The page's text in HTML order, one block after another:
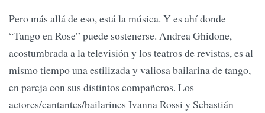
Pero más allá de eso, está la música. Y es ahí donde
“Tango en Rose” puede sostenerse. Andrea Ghidone,
acostumbrada a la televisión y los teatros de revistas, es al
mismo tiempo una estilizada y valiosa bailarina de tango,
en pareja con sus distintos compañeros. Los
actores/cantantes/bailarines Ivanna Rossi y Sebastián